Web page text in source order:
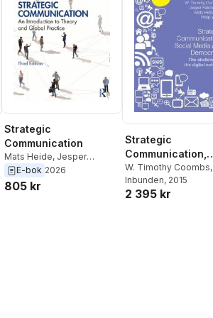
Strategic
Communication
Mats Heide, Jesper
Falkheimer
E-bok 2026
805 kr
Strategic
Communication,
Social Media and
Democracy
W. Timothy Coombs,
Jesper Falkheimer
Heide,Philip Young
Inbunden, 2015
2 395 kr